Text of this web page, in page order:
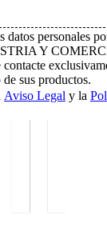
datos personales
Y
sus productos.
Aviso Legal y la